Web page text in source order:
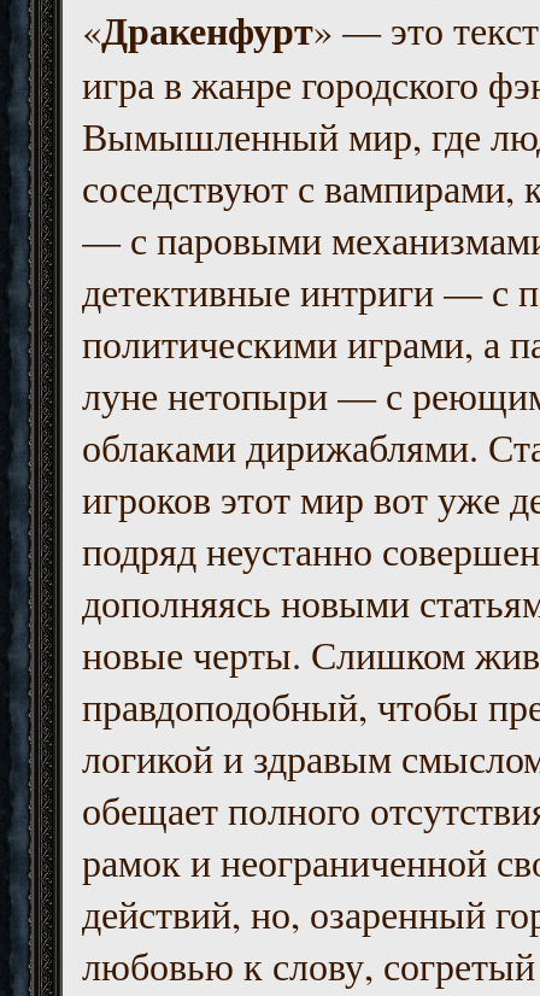
«Дракенфурт» — это
игра в жанре городского
Вымышленный мир, где
соседствуют с вампирами,
— с паровыми
детективные интриги — с
политическими играми, а
луне нетопыри — с
облаками дирижаблями.
игроков этот мир вот уже
подряд неустанно
дополняясь новыми
новые черты. Слишком
правдоподобный, чтобы
логикой и здравым
обещает полного
рамок и неограниченной
действий, но, озаренный
любовью к слову, согретый